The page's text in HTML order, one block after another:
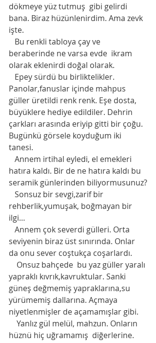
dökmeye yüz tutmuş  gibi gelirdi
bana. Biraz hüzünlenirdim. Ama zevk
işte.
Bu renkli tabloya çay ve
beraberinde ne varsa evde  ikram
olarak eklenirdi doğal olarak.
Epey sürdü bu birliktelikler.
Panolar,fanuslar içinde mahpus
güller üretildi renk renk. Eşe dosta,
büyüklere hediye edildiler. Dehrin
çarkları arasında eriyip gitti bir çoğu.
Bugünkü görsele koyduğum iki
tanesi.
Annem irtihal eyledi, el emekleri
hatıra kaldı. Bir de ne hatıra kaldı bu
seramik günlerinden biliyormusunuz?
Sonsuz bir sevgi,zarif bir
rehberlik,yumuşak, boğmayan bir
ilgi…
Annem çok severdi gülleri. Orta
seviyenin biraz üst sınırında. Onlar
da onu sever coştukça coşarlardı.
yapraklı kıvrık,kavruktular. Sanki
güneş değmemiş yapraklarına,su
yürümemiş dallarına. Açmaya
niyetlenmişler de açamamışlar gibi.
hüznü hiç uğramamış  diğerlerine.